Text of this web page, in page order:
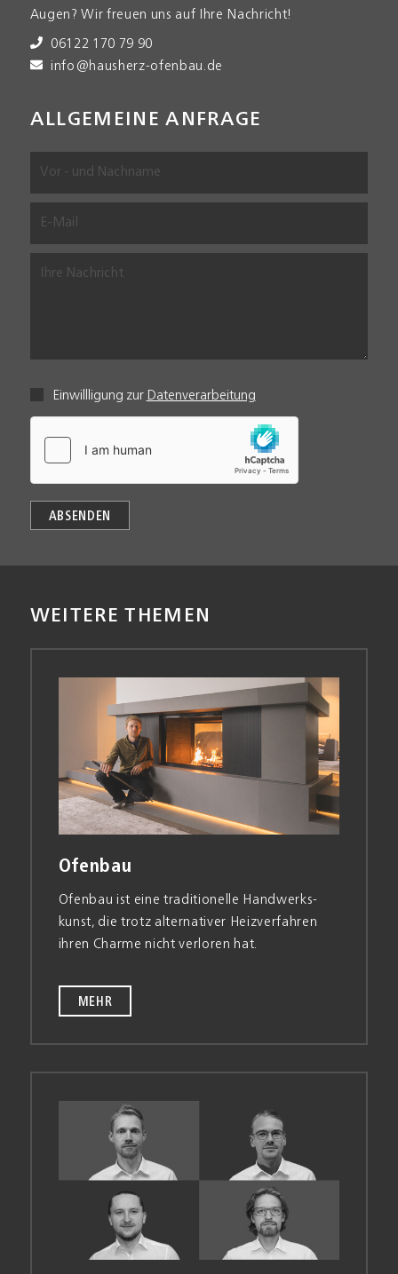
Augen? Wir freuen uns auf Ihre Nach­richt!
06122 170 79 90
info@hausherz-ofenbau.de
ALLGEMEINE ANFRAGE
Einwillligung zur Datenverarbeitung
WEITERE THEMEN
Ofenbau
Ofen­bau ist eine traditionelle Handwerks­
kunst, die trotz alter­nativer Heiz­verfahren
ihren Charme nicht verloren hat.
MEHR